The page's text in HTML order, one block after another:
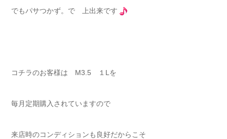
でもパサつかず。で 上出来です
コチラのお客様は M3.5 １Lを
毎月定期購入されていますので
来店時のコンディションも良好だからこそ